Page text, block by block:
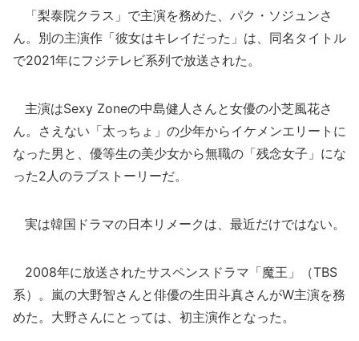
「梨泰院クラス」で主演を務めた、パク・ソジュンさ
ん。別の主演作「彼女はキレイだった」は、同名タイトル
で2021年にフジテレビ系列で放送された。
主演はSexy Zoneの中島健人さんと女優の小芝風花さ
ん。さえない「太っちょ」の少年からイケメンエリートに
なった男と、優等生の美少女から無職の「残念女子」にな
った2人のラブストーリーだ。
実は韓国ドラマの日本リメークは、最近だけではない。
2008年に放送されたサスペンスドラマ「魔王」（TBS
系）。嵐の大野智さんと俳優の生田斗真さんがW主演を務
めた。大野さんにとっては、初主演作となった。